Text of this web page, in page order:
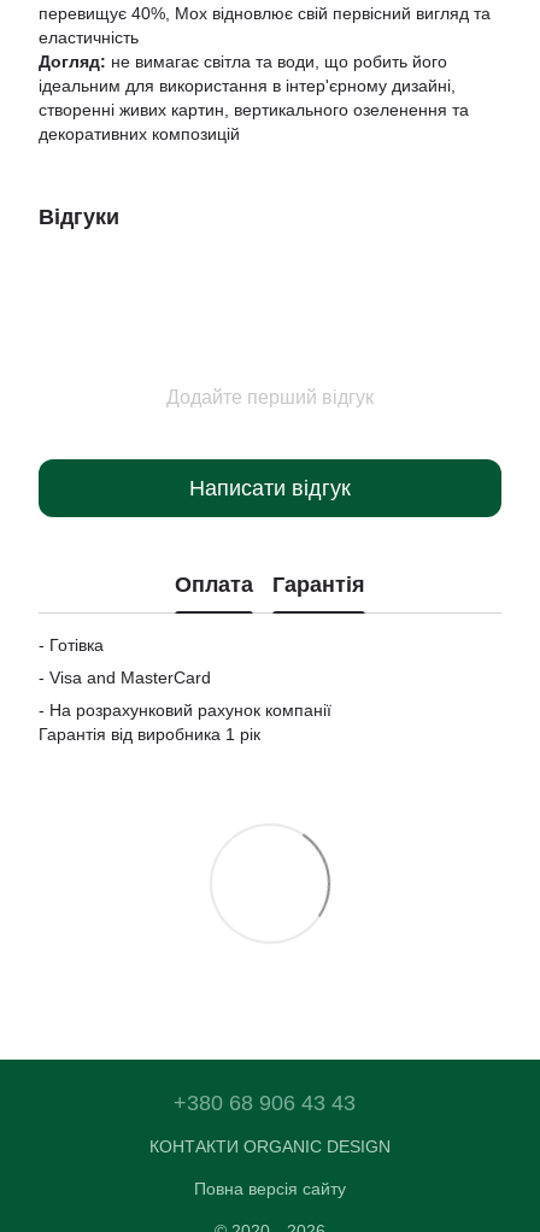
перевищує 40%, Мох відновлює свій первісний вигляд та
еластичність
Догляд: не вимагає світла та води, що робить його
ідеальним для використання в інтер'єрному дизайні,
створенні живих картин, вертикального озеленення та
декоративних композицій
Відгуки
Додайте перший відгук
Написати відгук
Оплата Гарантія
- Готівка
- Visa and MasterCard
- На розрахунковий рахунок компанії
Гарантія від виробника 1 рік
+380 68 906 43 43
КОНТАКТИ ORGANIC DESIGN
Повна версія сайту